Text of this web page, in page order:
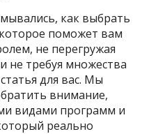
как выбрать
поможет вам
не перегружая
не требуя множества
для вас. Мы
внимание,
видами программ и
реально